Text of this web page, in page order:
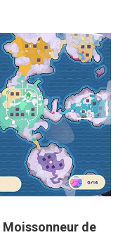
Moissonneur de